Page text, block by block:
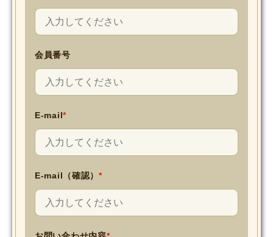
会員番号
E-mail*
E-mail（確認） *